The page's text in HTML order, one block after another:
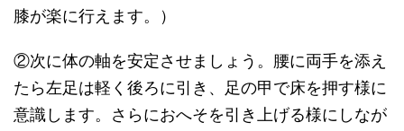
膝が楽に行えます。）
②次に体の軸を安定させましょう。腰に両手を添え
たら左足は軽く後ろに引き、足の甲で床を押す様に
意識します。さらにおへそを引き上げる様にしなが